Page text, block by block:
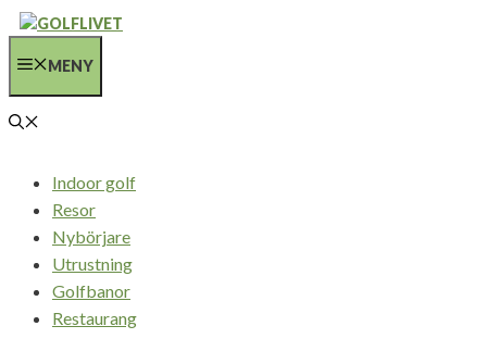
Hoppa
innehållMENY
Indoor golf
Resor
Nybörjare
Utrustning
Golfbanor
Restaurang